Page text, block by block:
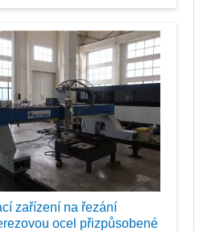
zařízení na řezání
ocel přizpůsobené